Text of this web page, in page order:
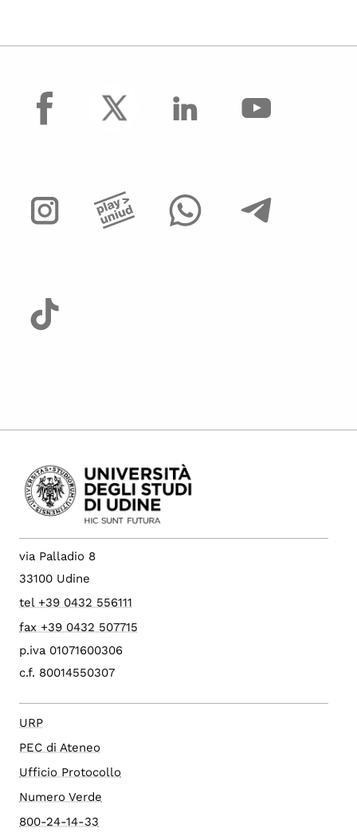
facebook
via Palladio 8
33100 Udine
tel +39 0432 556111
fax +39 0432 507715
p.iva 01071600306
c.f. 80014550307
URP
PEC di Ateneo
Ufficio Protocollo
Numero Verde
800-24-14-33